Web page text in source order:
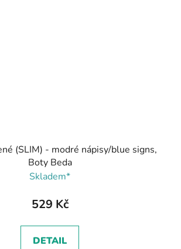
(SLIM) - modré nápisy/blue signs,
Boty Beda
Skladem*
529 Kč
DETAIL